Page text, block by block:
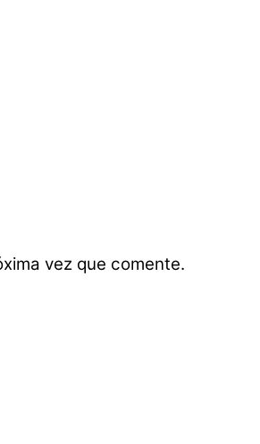
vez que comente.